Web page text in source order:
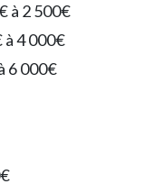
à 2 500€
à 4 000€
6 000€